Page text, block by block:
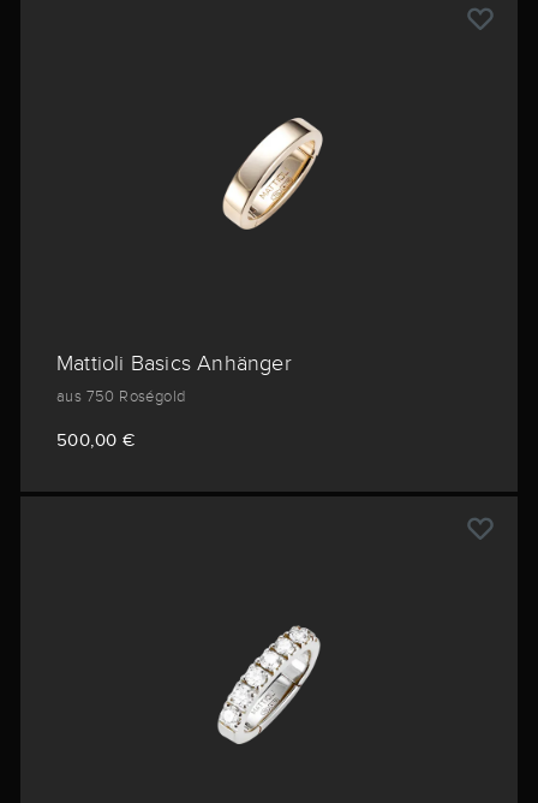
Mattioli Basics Anhänger
aus 750 Roségold
500,00 €